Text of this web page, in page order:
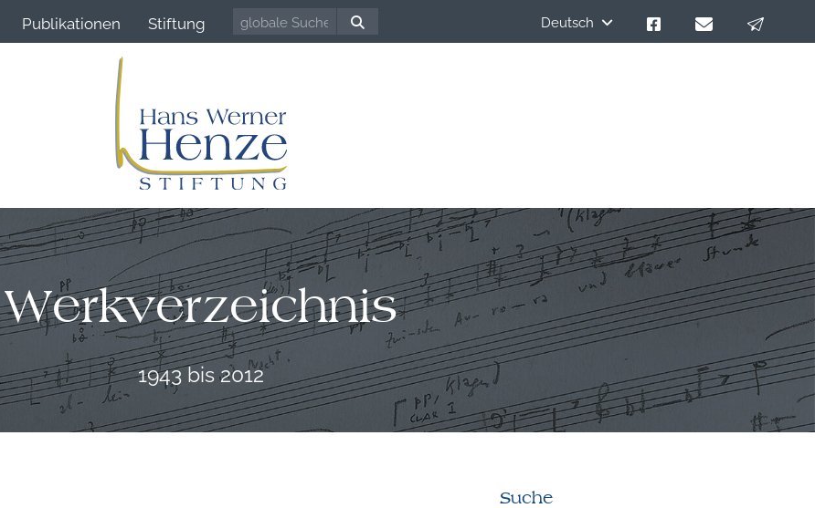
Publikationen Stiftung Deutsch
Werkverzeichnis
1943 bis 2012
Suche